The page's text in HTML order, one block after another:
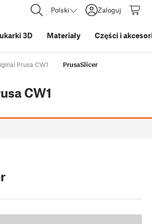
Polski Zaloguj
3D Materiały Części i
Prusa CW1 PrusaSlicer
CW1